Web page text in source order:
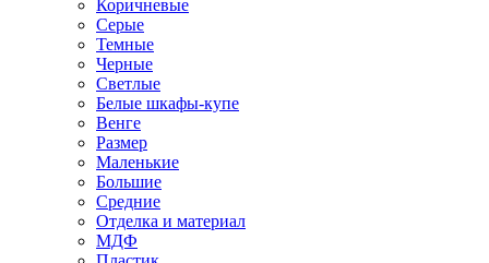
Коричневые
Серые
Темные
Черные
Светлые
Белые шкафы-купе
Венге
Размер
Маленькие
Большие
Средние
Отделка и материал
МДФ